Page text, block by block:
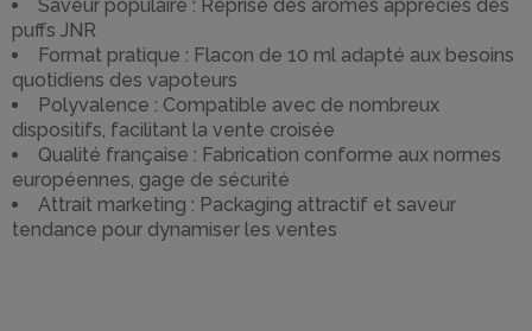
Saveur populaire : Reprise des arômes appréciés des
puffs JNR
Format pratique : Flacon de 10 ml adapté aux besoins
quotidiens des vapoteurs
Polyvalence : Compatible avec de nombreux
dispositifs, facilitant la vente croisée
Qualité française : Fabrication conforme aux normes
européennes, gage de sécurité
Attrait marketing : Packaging attractif et saveur
tendance pour dynamiser les ventes